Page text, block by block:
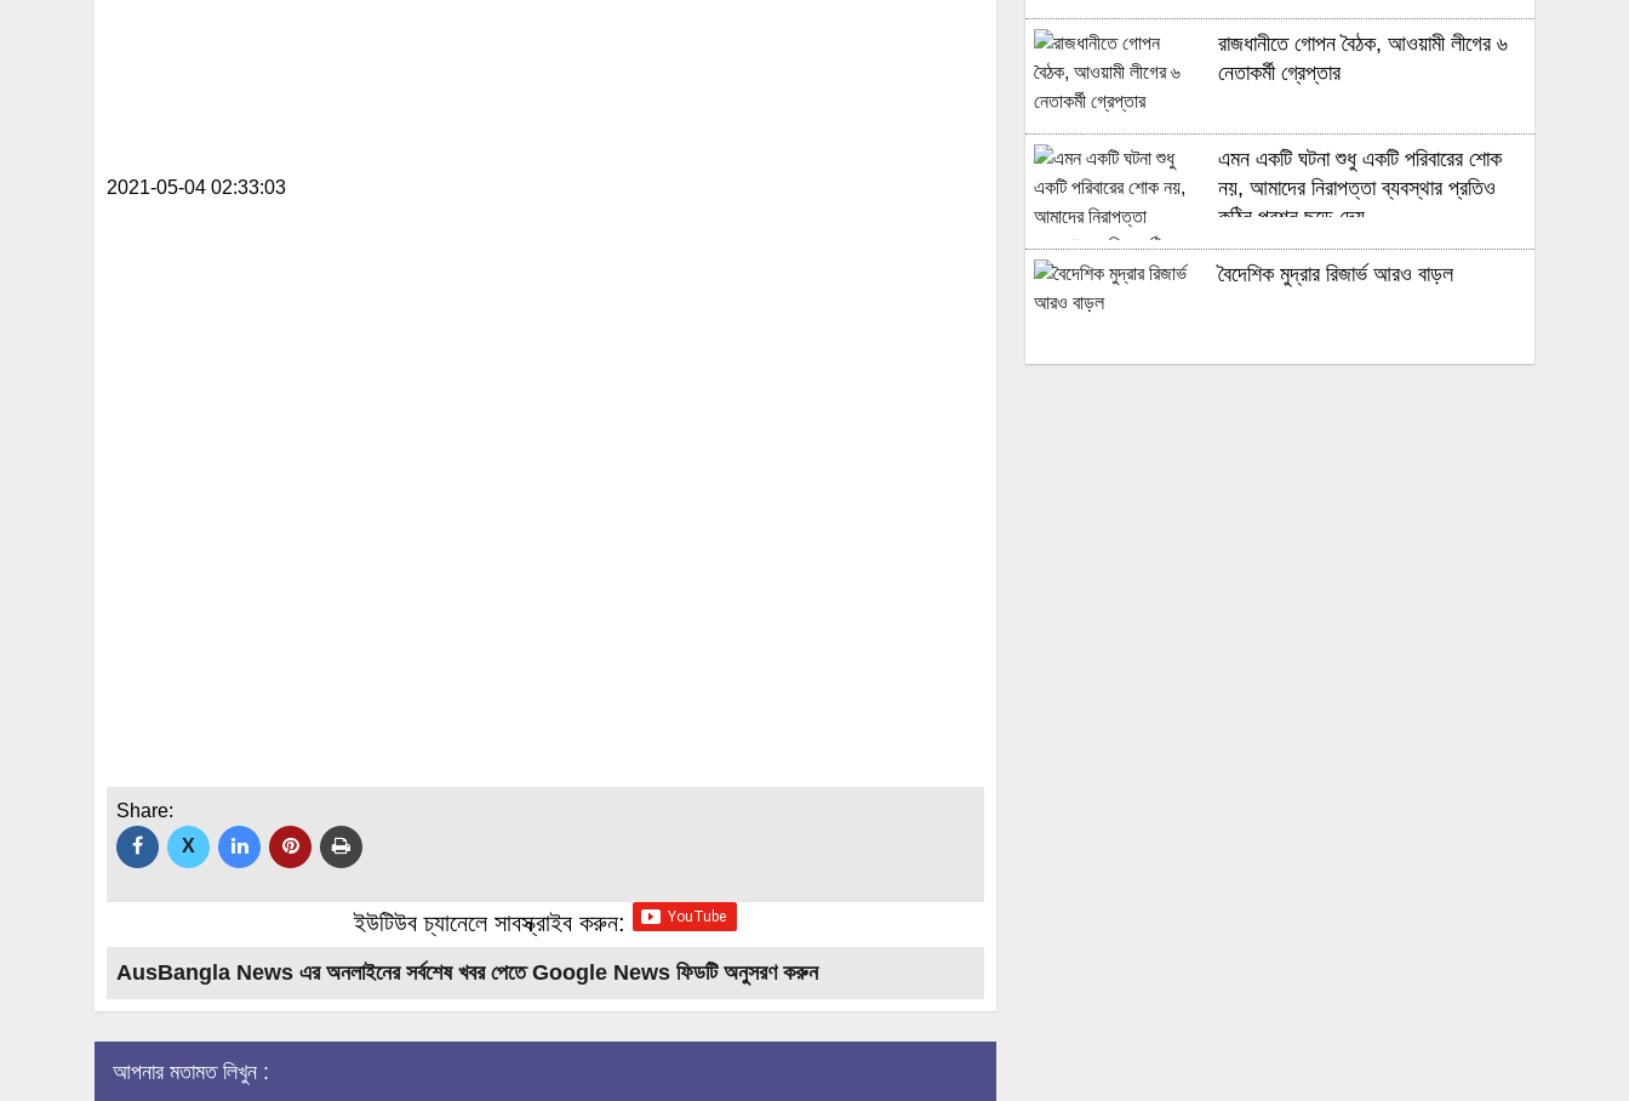
2021-05-04 02:33:03
Share:
X
ইউটিউব চ্যানেলে সাবস্ক্রাইব করুন:
AusBangla News এর অনলাইনের সর্বশেষ খবর পেতে Google News ফিডটি অনুসরণ করুন
আপনার মতামত লিখুন :
রাজধানীতে গোপন বৈঠক, আওয়ামী লীগের ৬
নেতাকর্মী গ্রেপ্তার
এমন একটি ঘটনা শুধু একটি পরিবারের শোক
নয়, আমাদের নিরাপত্তা ব্যবস্থার প্রতিও
কঠিন প্রশ্ন ছুড়ে দেয়
বৈদেশিক মুদ্রার রিজার্ভ আরও বাড়ল